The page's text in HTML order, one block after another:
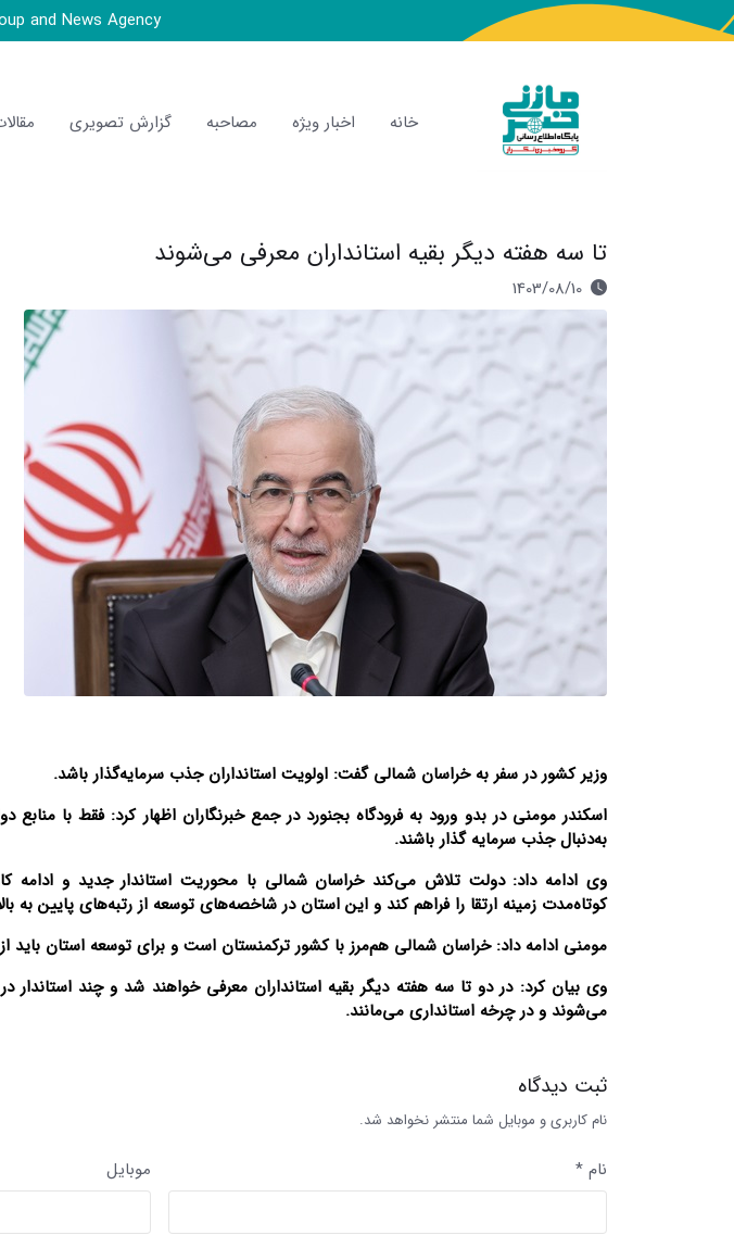
and News Agency
خانه اخبار ویژه مصاحبه گزارش تصویری
تا سه هفته دیگر بقیه استانداران معرفی می‌شوند
1403/08/10
وزیر کشور در سفر به خراسان شمالی گفت: اولویت استانداران جذب سرمایه‌گذار باشد.
اسکندر مومنی در بدو ورود به فرودگاه بجنورد در جمع خبرنگاران اظهار کرد: فقط با منابع
به‌دنبال جذب سرمایه گذار باشند.
وی ادامه داد: دولت تلاش می‌کند خراسان شمالی با محوریت استاندار جدید و ادامه
کوتاه‌مدت زمینه ارتقا را فراهم کند و این استان در شاخصه‌های توسعه از رتبه‌های پایین به
مومنی ادامه داد: خراسان شمالی هم‌مرز با کشور ترکمنستان است و برای توسعه استان باید
وی بیان کرد: در دو تا سه هفته دیگر بقیه استانداران معرفی خواهند شد و چند استاندار
می‌شوند و در چرخه استانداری می‌مانند.
ثبت دیدگاه
نام کاربری و موبایل شما منتشر نخواهد شد.
نام * موبایل